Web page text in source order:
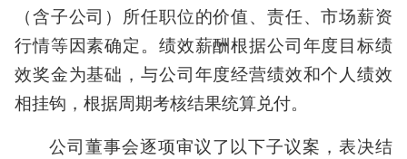
（含子公司）所任职位的价值、责任、市场薪资
行情等因素确定。绩效薪酬根据公司年度目标绩
效奖金为基础，与公司年度经营绩效和个人绩效
相挂钩，根据周期考核结果统算兑付。
公司董事会逐项审议了以下子议案，表决结